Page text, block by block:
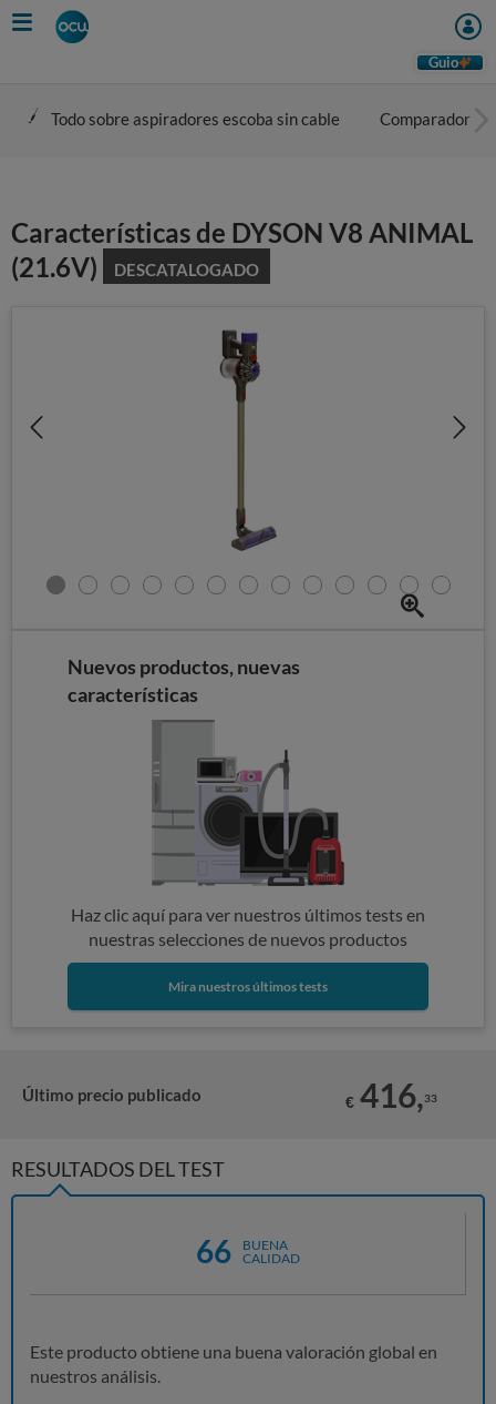
Skip
to
Guio
Todo sobre aspiradores escoba sin cable Comparador
Características de DYSON V8 ANIMAL
(21.6V)
DESCATALOGADO
Nuevos productos, nuevas
características
Haz clic aquí para ver nuestros últimos tests en
nuestras selecciones de nuevos productos
Mira nuestros últimos tests
Último precio publicado € 416,33
RESULTADOS DEL TEST
66
BUENA
CALIDAD
Este producto obtiene una buena valoración global en
nuestros análisis.